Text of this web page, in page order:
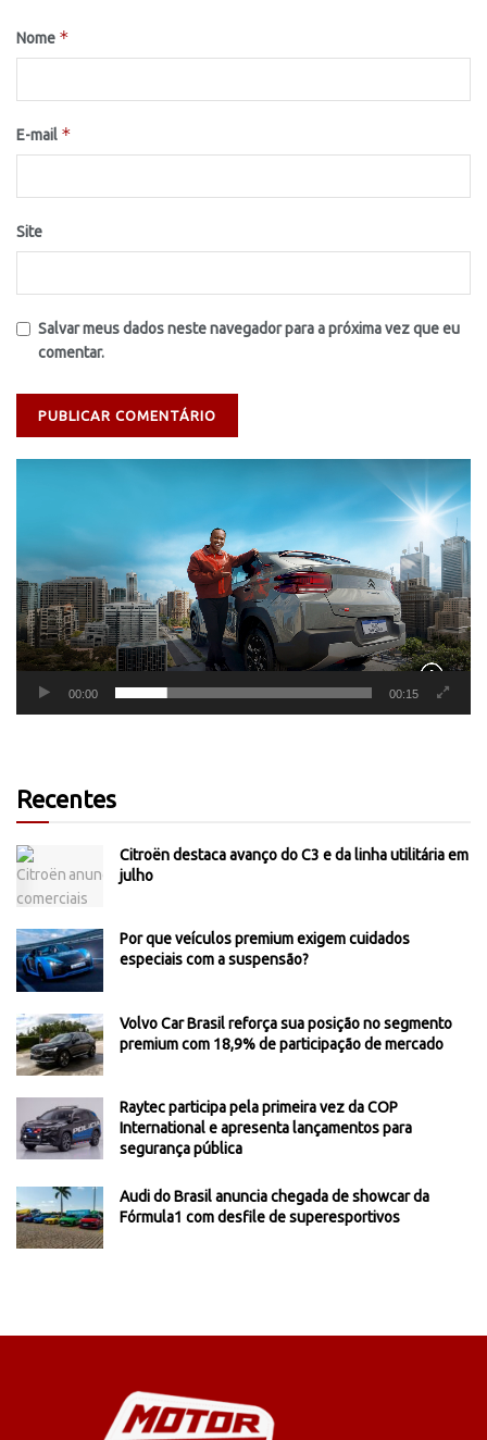
Nome *
E-mail *
Site
Salvar meus dados neste navegador para a próxima vez que eu
comentar.
00:00 00:15
Recentes
Citroën destaca avanço do C3 e da linha utilitária em
julho
Por que veículos premium exigem cuidados
especiais com a suspensão?
Volvo Car Brasil reforça sua posição no segmento
premium com 18,9% de participação de mercado
Raytec participa pela primeira vez da COP
International e apresenta lançamentos para
segurança pública
Audi do Brasil anuncia chegada de showcar da
Fórmula1 com desfile de superesportivos